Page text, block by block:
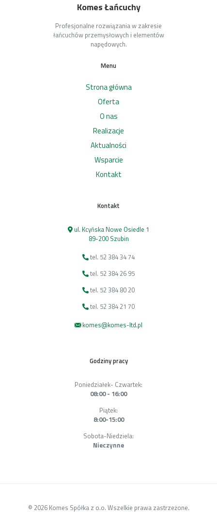
Komes Łańcuchy
Profesjonalne rozwiązania w zakresie
łańcuchów przemysłowych i elementów
napędowych.
Menu
Strona główna
Oferta
O nas
Realizacje
Aktualności
Wsparcie
Kontakt
Kontakt
ul. Kcyńska Nowe Osiedle 1
89-200 Szubin
tel. 52 384 34 74
tel. 52 384 26 95
tel. 52 384 80 20
tel. 52 384 21 70
komes@komes-ltd.pl
Godziny pracy
Poniedziałek- Czwartek:
08:00 - 16:00
Piątek:
8:00-15:00
Sobota-Niedziela:
Nieczynne
© 2026 Komes Spółka z o.o. Wszelkie prawa zastrzeżone.